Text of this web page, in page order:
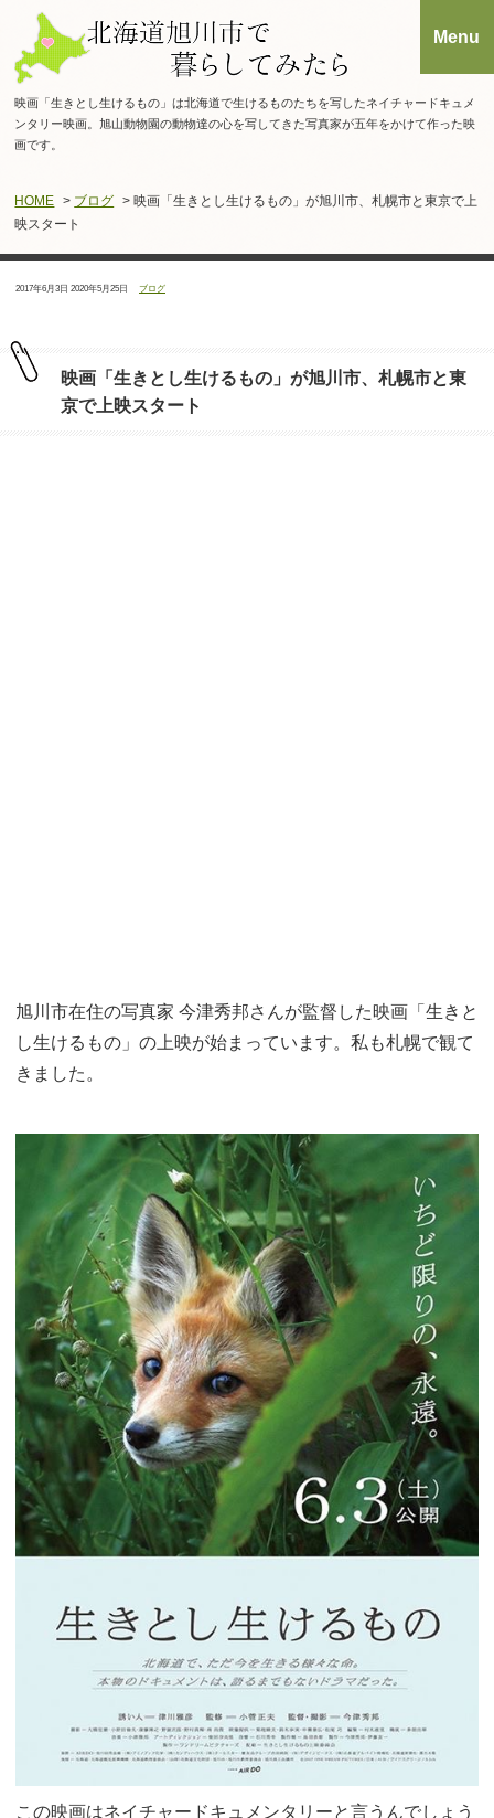
映画「生きとし生けるもの」は北海道で生けるものたちを写したネイチャードキュメ
ンタリー映画。旭山動物園の動物達の心を写してきた写真家が五年をかけて作った映
画です。
HOME > ブログ > 映画「生きとし生けるもの」が旭川市、札幌市と東京で上
映スタート
投
2017年6月3日 最
2020年5月25日
カ
テ
ブログ
映画「生きとし生けるもの」が旭川市、札幌市と東
京で上映スタート
旭川市在住の写真家 今津秀邦さんが監督した映画「生きと
し生けるもの」の上映が始まっています。私も札幌で観て
きました。
この映画はネイチャードキュメンタリーと言うんでしょう